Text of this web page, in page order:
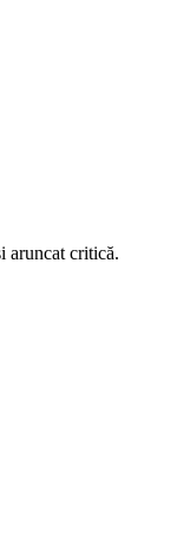
aruncat critică.